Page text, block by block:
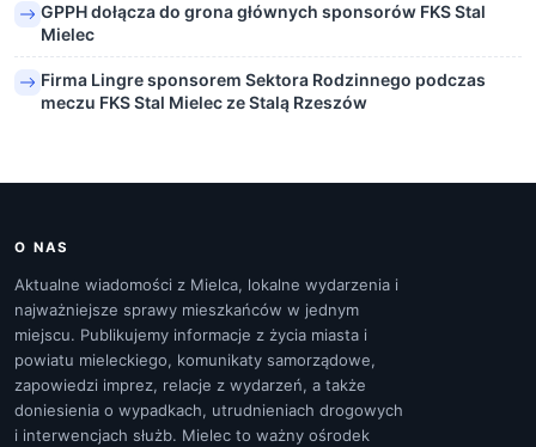
GPPH dołącza do grona głównych sponsorów FKS Stal
Mielec
Firma Lingre sponsorem Sektora Rodzinnego podczas
meczu FKS Stal Mielec ze Stalą Rzeszów
O NAS
Aktualne wiadomości z Mielca, lokalne wydarzenia i
najważniejsze sprawy mieszkańców w jednym
miejscu. Publikujemy informacje z życia miasta i
powiatu mieleckiego, komunikaty samorządowe,
zapowiedzi imprez, relacje z wydarzeń, a także
doniesienia o wypadkach, utrudnieniach drogowych
i interwencjach służb. Mielec to ważny ośrodek